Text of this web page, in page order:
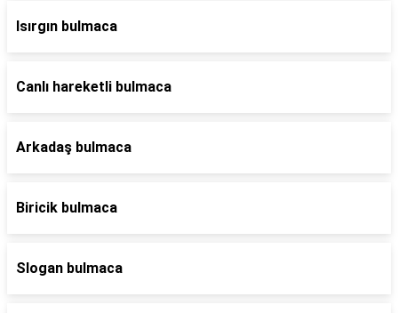
Isırgın bulmaca
Canlı hareketli bulmaca
Arkadaş bulmaca
Biricik bulmaca
Slogan bulmaca